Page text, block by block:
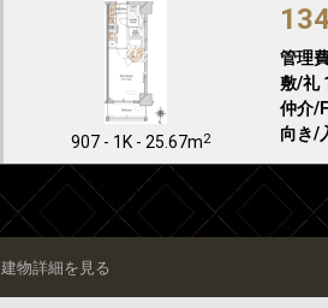
907 - 1K - 25.67m2
管理
敷/礼
仲介/
向き/
建物詳細を見る